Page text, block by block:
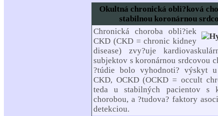
Okultná chronická obli?ková
stabilnou koronárnou
Chronická choroba obli?iek
CKD (CKD = chronic kidney
disease) zvy?uje
subjektov s koronárnou srdcovou
?túdie bolo vyhodnoti? výskyt
CKD, OCKD (OCKD = occult
teda u stabilných pacientov s
chorobou, a ?tudova? faktory
detekciou.